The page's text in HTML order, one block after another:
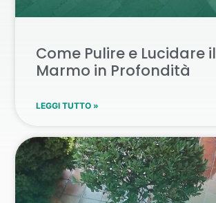
Come Pulire e Lucidare il
Marmo in Profondità
LEGGI TUTTO »